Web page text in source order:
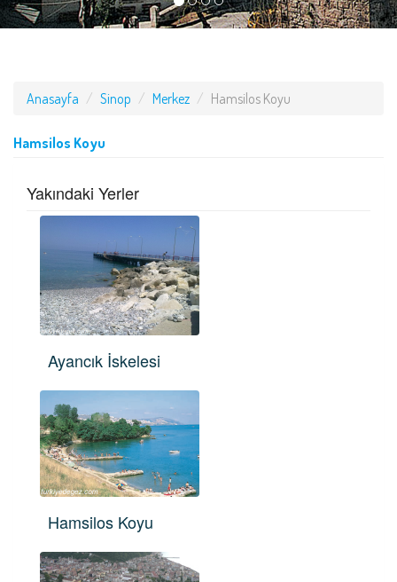
Anasayfa Sinop Merkez Hamsilos Koyu
Hamsilos Koyu
Yakındaki Yerler
Ayancık İskelesi
Hamsilos Koyu